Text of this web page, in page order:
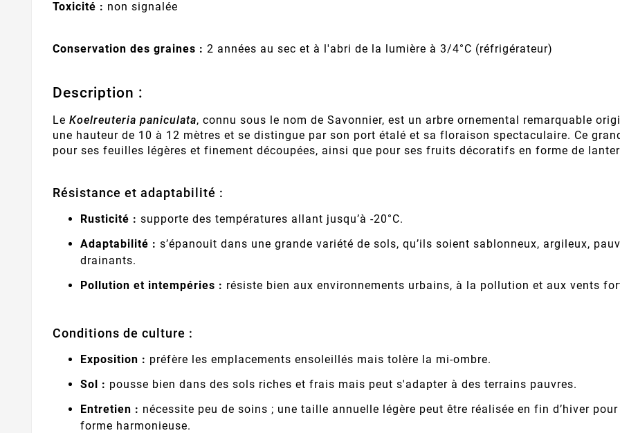
Toxicité : non signalée
Conservation des graines : 2 années au sec et à l'abri de la lumière à 3/4°C (réfrigérateur)
Description :
Le Koelreuteria paniculata, connu sous le nom de Savonnier, est un arbre ornemental remarquable
une hauteur de 10 à 12 mètres et se distingue par son port étalé et sa floraison spectaculaire. Ce
pour ses feuilles légères et finement découpées, ainsi que pour ses fruits décoratifs en forme de
Résistance et adaptabilité :
Rusticité : supporte des températures allant jusqu’à -20°C.
Adaptabilité : s’épanouit dans une grande variété de sols, qu’ils soient sablonneux, argileux,
drainants.
Pollution et intempéries : résiste bien aux environnements urbains, à la pollution et aux vents
Conditions de culture :
Exposition : préfère les emplacements ensoleillés mais tolère la mi-ombre.
Sol : pousse bien dans des sols riches et frais mais peut s'adapter à des terrains pauvres.
Entretien : nécessite peu de soins ; une taille annuelle légère peut être réalisée en fin d’hiver
forme harmonieuse.